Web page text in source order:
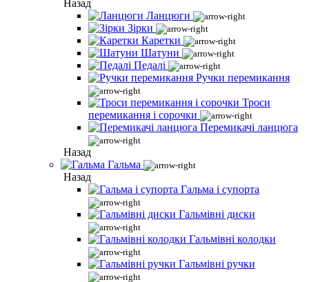
Назад
Ланцюги
Зірки
Каретки
Шатуни
Педалі
Ручки перемикання
Троси
перемикання і сорочки
Перемикачі ланцюга
Назад
Гальма
Назад
Гальма і супорта
Гальмівні диски
Гальмівні колодки
Гальмівні ручки